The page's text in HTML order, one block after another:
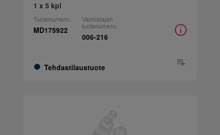
1 x 5 kpl
Tuotenumero:
MD175922
Tehdastilaustuote
Valmistajan
tuotenumero:
006-216